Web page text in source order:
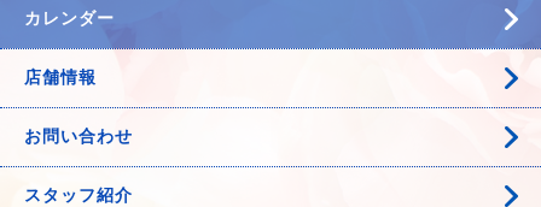
カレンダー
店舗情報
お問い合わせ
スタッフ紹介